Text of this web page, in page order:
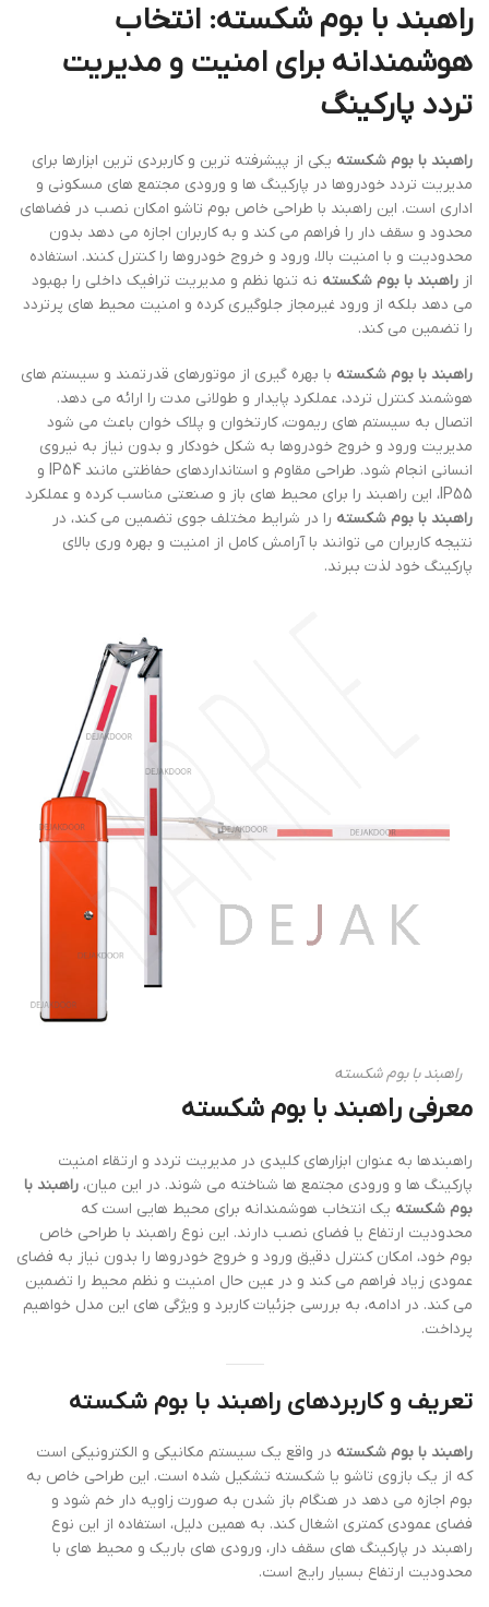
راهبند با بوم شکسته: انتخاب
هوشمندانه برای امنیت و مدیریت
تردد پارکینگ
راهبند با بوم شکسته یکی از پیشرفته ترین و کاربردی ترین ابزارها برای
مدیریت تردد خودروها در پارکینگ ها و ورودی مجتمع های مسکونی و
اداری است. این راهبند با طراحی خاص بوم تاشو امکان نصب در فضاهای
محدود و سقف دار را فراهم می کند و به کاربران اجازه می دهد بدون
محدودیت و با امنیت بالا، ورود و خروج خودروها را کنترل کنند. استفاده
از راهبند با بوم شکسته نه تنها نظم و مدیریت ترافیک داخلی را بهبود
می دهد بلکه از ورود غیرمجاز جلوگیری کرده و امنیت محیط های پرتردد
را تضمین می کند.
راهبند با بوم شکسته با بهره گیری از موتورهای قدرتمند و سیستم های
هوشمند کنترل تردد، عملکرد پایدار و طولانی مدت را ارائه می دهد.
اتصال به سیستم های ریموت، کارتخوان و پلاک خوان باعث می شود
مدیریت ورود و خروج خودروها به شکل خودکار و بدون نیاز به نیروی
انسانی انجام شود. طراحی مقاوم و استانداردهای حفاظتی مانند IP54 و
IP55، این راهبند را برای محیط های باز و صنعتی مناسب کرده و عملکرد
راهبند با بوم شکسته را در شرایط مختلف جوی تضمین می کند، در
نتیجه کاربران می توانند با آرامش کامل از امنیت و بهره وری بالای
پارکینگ خود لذت ببرند.
راهبند با بوم شکسته
معرفی راهبند با بوم شکسته
راهبندها به عنوان ابزارهای کلیدی در مدیریت تردد و ارتقاء امنیت
پارکینگ ها و ورودی مجتمع ها شناخته می شوند. در این میان، راهبند با
بوم شکسته یک انتخاب هوشمندانه برای محیط هایی است که
محدودیت ارتفاع یا فضای نصب دارند. این نوع راهبند با طراحی خاص
بوم خود، امکان کنترل دقیق ورود و خروج خودروها را بدون نیاز به فضای
عمودی زیاد فراهم می کند و در عین حال امنیت و نظم محیط را تضمین
می کند. در ادامه، به بررسی جزئیات کاربرد و ویژگی های این مدل خواهیم
پرداخت.
تعریف و کاربردهای راهبند با بوم شکسته
راهبند با بوم شکسته در واقع یک سیستم مکانیکی و الکترونیکی است
که از یک بازوی تاشو یا شکسته تشکیل شده است. این طراحی خاص به
بوم اجازه می دهد در هنگام باز شدن به صورت زاویه دار خم شود و
فضای عمودی کمتری اشغال کند. به همین دلیل، استفاده از این نوع
راهبند در پارکینگ های سقف دار، ورودی های باریک و محیط های با
محدودیت ارتفاع بسیار رایج است.